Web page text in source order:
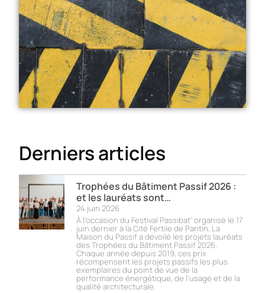
Derniers articles
Trophées du Bâtiment Passif 2026 :
et les lauréats sont…
24 juin 2026
À l’occasion du Festival Passibat’ organisé le 17
juin dernier à la Cité Fertile de Pantin, La
Maison du Passif a dévoilé les projets lauréats
des Trophées du Bâtiment Passif 2026.
Chaque année depuis 2019, ces prix
récompensent les projets passifs les plus
exemplaires du point de vue de la
performance énergétique, de l’usage et de la
qualité architecturale.